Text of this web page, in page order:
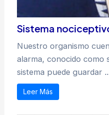
Sistema
Nuestro organismo
alarma, conocido como
sistema puede guardar
Leer Más